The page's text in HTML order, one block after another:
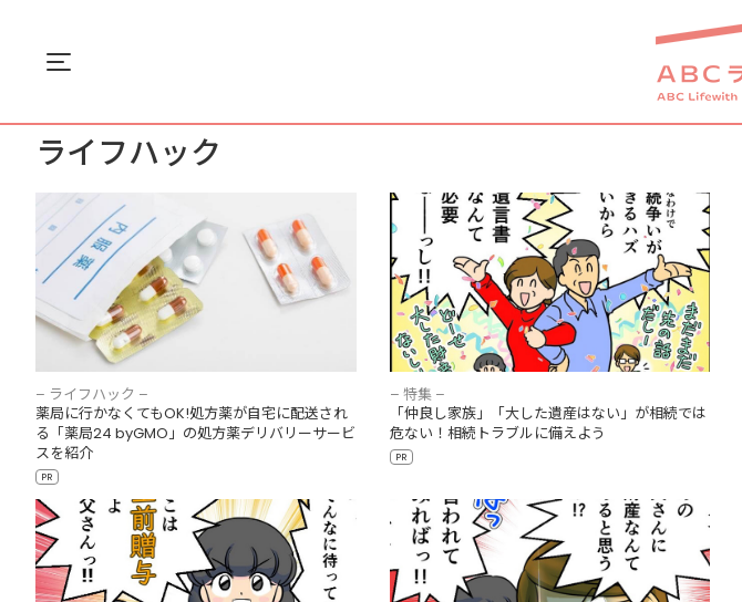
Menu
ライフハック
薬局に行かなくてもOK!処方薬が自宅に配送さ
れる「薬局24 byGMO」の処方薬デリバリー
サービスを紹介
– ライフハック –
薬局に行かなくてもOK!処方薬が自宅に配送され
る「薬局24 byGMO」の処方薬デリバリーサービ
スを紹介
PR
「仲良し家族」「大した遺産はない」が相続
では危ない！相続トラブルに備えよう
– 特集 –
「仲良し家族」「大した遺産はない」が相続では
危ない！相続トラブルに備えよう
PR
「相続まで待てない！」なら、生前贈与で先
手必勝？落とし穴に注意
親の遺産が借金だらけ！相続放棄すれば逃れ
られる？判断は慎重に